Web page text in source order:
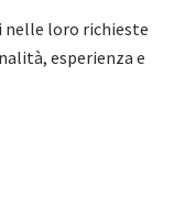
nelle loro richieste
esperienza e